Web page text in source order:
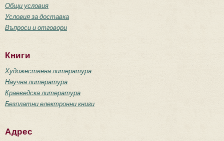
Общи условия
Условия за доставка
Въпроси и отговори
Книги
Художествена литература
Научна литература
Краеведска литература
Безплатни електронни книги
Адрес